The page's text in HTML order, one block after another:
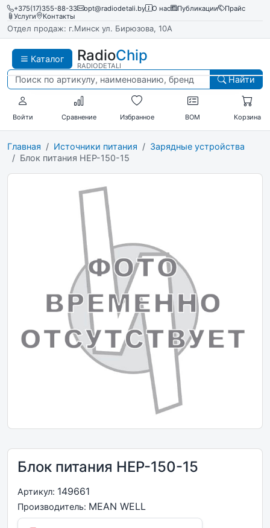
+375(17)355-88-33 opt@radiodetali.by О нас Публикации
Прайс
Услуги
Контакты
Отдел продаж: г.Минск ул. Бирюзова, 10А
Каталог RadioChip
RADIODETALI
Найти
Войти Сравнение Избранное BOM Корзина
Главная Источники питания
Зарядные устройства
Блок питания HEP-150-15
Блок питания HEP-150-15
Артикул: 149661
Производитель: MEAN WELL